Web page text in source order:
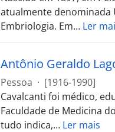
atualmente denominada
Embriologia. Em… Ler
Antônio Geraldo
Pessoa · [1916-1990]
Cavalcanti foi médico,
Faculdade de Medicina
tudo indica,… Ler mais